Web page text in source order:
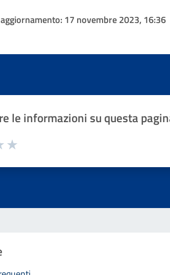
17 novembre 2023, 16:36
le informazioni su questa